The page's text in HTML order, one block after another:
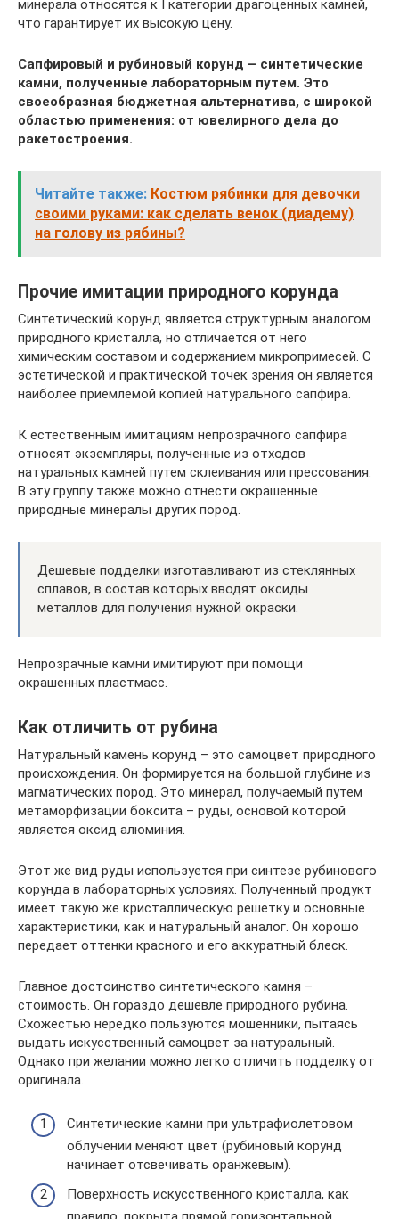
минерала относятся к I категории драгоценных камней,
что гарантирует их высокую цену.
Сапфировый и рубиновый корунд – синтетические
камни, полученные лабораторным путем. Это
своеобразная бюджетная альтернатива, с широкой
областью применения: от ювелирного дела до
ракетостроения.
Читайте также: Костюм рябинки для девочки
своими руками: как сделать венок (диадему)
на голову из рябины?
Прочие имитации природного корунда
Синтетический корунд является структурным аналогом
природного кристалла, но отличается от него
химическим составом и содержанием микропримесей. С
эстетической и практической точек зрения он является
наиболее приемлемой копией натурального сапфира.
К естественным имитациям непрозрачного сапфира
относят экземпляры, полученные из отходов
натуральных камней путем склеивания или прессования.
В эту группу также можно отнести окрашенные
природные минералы других пород.
Дешевые подделки изготавливают из стеклянных
сплавов, в состав которых вводят оксиды
металлов для получения нужной окраски.
Непрозрачные камни имитируют при помощи
окрашенных пластмасс.
Как отличить от рубина
Натуральный камень корунд – это самоцвет природного
происхождения. Он формируется на большой глубине из
магматических пород. Это минерал, получаемый путем
метаморфизации боксита – руды, основой которой
является оксид алюминия.
Этот же вид руды используется при синтезе рубинового
корунда в лабораторных условиях. Полученный продукт
имеет такую же кристаллическую решетку и основные
характеристики, как и натуральный аналог. Он хорошо
передает оттенки красного и его аккуратный блеск.
Главное достоинство синтетического камня –
стоимость. Он гораздо дешевле природного рубина.
Схожестью нередко пользуются мошенники, пытаясь
выдать искусственный самоцвет за натуральный.
Однако при желании можно легко отличить подделку от
оригинала.
Синтетические камни при ультрафиолетовом
облучении меняют цвет (рубиновый корунд
начинает отсвечивать оранжевым).
Поверхность искусственного кристалла, как